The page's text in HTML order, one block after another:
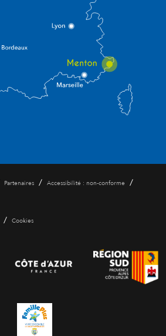
Partenaires / Accessibilité : non-conforme /
/ Cookies